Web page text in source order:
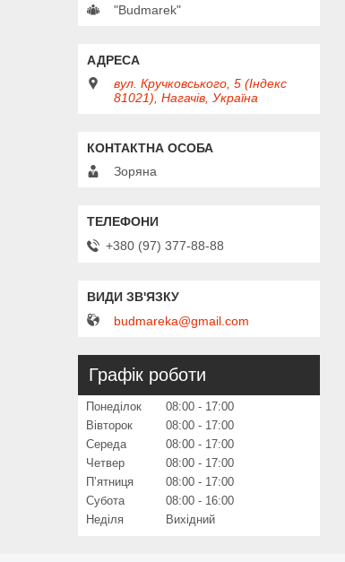
"Budmarek"
вул. Кручковського, 5 (Індекс
81021), Нагачів, Україна
Зоряна
+380 (97) 377-88-88
budmareka@gmail.com
Графік роботи
Понеділок 08:00
17:00
Вівторок
08:00
17:00
Середа
08:00
17:00
Четвер
08:00
17:00
Пʼятниця
08:00
17:00
Субота
08:00
16:00
Неділя
Вихідний